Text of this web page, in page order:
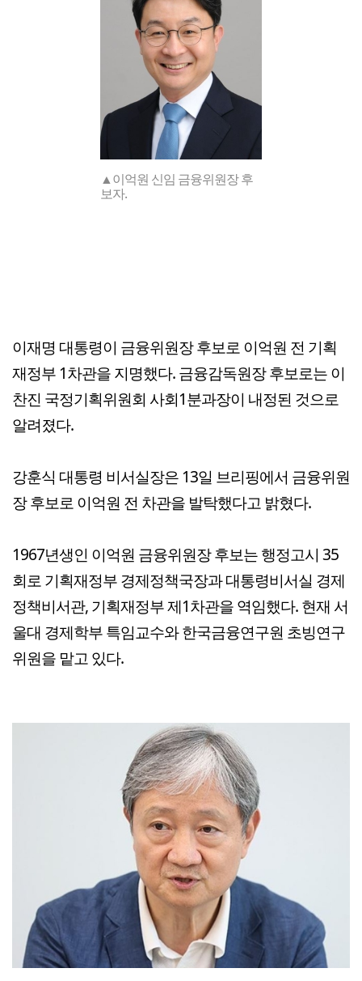
▲이억원 신임 금융위원장 후
보자.
이재명 대통령이 금융위원장 후보로 이억원 전 기획
재정부 1차관을 지명했다. 금융감독원장 후보로는 이
찬진 국정기획위원회 사회1분과장이 내정된 것으로
알려졌다.
강훈식 대통령 비서실장은 13일 브리핑에서 금융위원
장 후보로 이억원 전 차관을 발탁했다고 밝혔다.
1967년생인 이억원 금융위원장 후보는 행정고시 35
회로 기획재정부 경제정책국장과 대통령비서실 경제
정책비서관, 기획재정부 제1차관을 역임했다. 현재 서
울대 경제학부 특임교수와 한국금융연구원 초빙연구
위원을 맡고 있다.